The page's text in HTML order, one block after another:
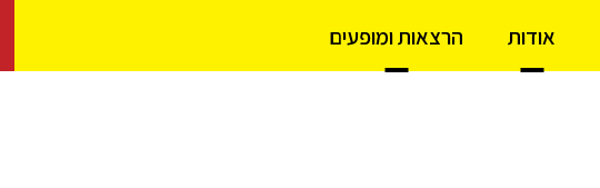
אודות הרצאות ומופעים